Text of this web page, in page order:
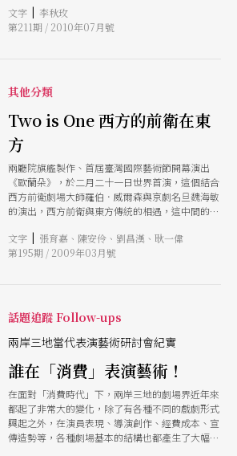
他的歌劇《塵埃》將被改編為中文演出的
《Watching Dust微聲計畫》上演。
文字 | 李秋玫
第211期 / 2010年07月號
其他分類
Two is One 西方的前衛在東
方
兩廳院旗艦製作、首屆臺灣國際藝術節開幕演出
《歐蘭朵》，於二月二十一日世界首演，這個結合
西方前衛劇場大師羅伯．威爾森與京劇名旦魏海敏
的演出，西方前衛與東方傳統的相遇，這中間的碰
二月十七日中文戲曲版《歐蘭朵》舉行第一次的彩
排，兩廳院邀請多位藝文界蒞臨觀賞，次日並邀請
文字 | 張育嘉、陳安伶、劉昌漢、耿一偉
第195期 / 2009年03月號
話題追蹤 Follow-ups
兩岸三地當代表演藝術研討會紀實
誰在「消費」表演藝術！
在面對「消費時代」下，兩岸三地的劇場界近年來
都起了非常大的變化，除了有各種不同的戲劇形式
興起之外，在演員表現、導演創作、經費成本、宣
傳造勢等，各種劇場基本的結構也都產生了大幅的